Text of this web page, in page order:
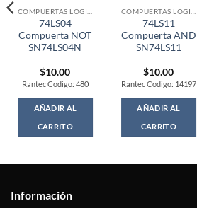
74LS04
Compuerta NOT
SN74LS04N
$10.00
Rantec Codigo: 480
AÑADIR AL
CARRITO
74LS11
Compuerta AND
SN74LS11
$10.00
Rantec Codigo: 14197
AÑADIR AL
CARRITO
Información